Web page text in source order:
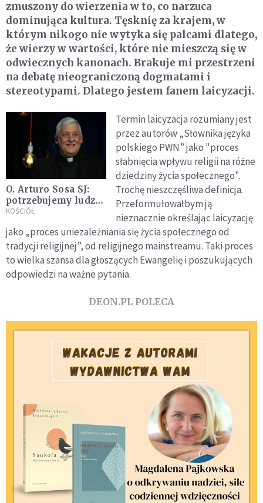
zmuszony do wierzenia w to, co narzuca
dominująca kultura. Tęsknię za krajem, w
którym nikogo nie wytyka się palcami dlatego,
że wierzy w wartości, które nie mieszczą się w
odwiecznych kanonach. Brakuje mi przestrzeni
na debatę nieograniczoną dogmatami i
stereotypami. Dlatego jestem fanem laicyzacji.
O. Arturo Sosa SJ:
potrzebujemy ludzi z
pasją do Ewangelii i
KOŚCIÓŁ
Termin laicyzacja rozumiany jest
przez autorów „Słownika języka
polskiego PWN” jako "proces
słabnięcia wpływu religii na różne
dziedziny życia społecznego".
Trochę nieszczęśliwa definicja.
Przeformułowałbym ją
nieznacznie określając laicyzację
jako „proces uniezależniania się życia społecznego od
tradycji religijnej”, od religijnego mainstreamu. Taki proces
to wielka szansa dla głoszących Ewangelię i poszukujących
odpowiedzi na ważne pytania.
DEON.PL POLECA